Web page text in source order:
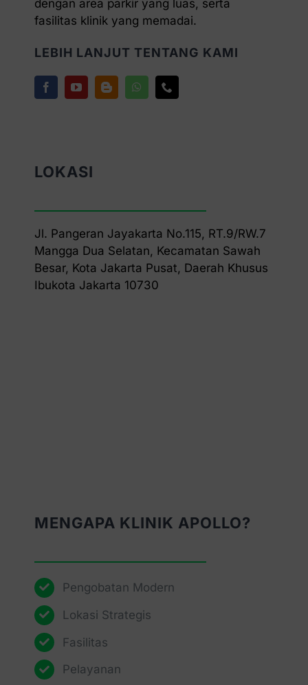
dengan area parkir yang luas, serta
fasilitas klinik yang memadai.
LEBIH LANJUT TENTANG KAMI
LOKASI
Jl. Pangeran Jayakarta No.115, RT.9/RW.7
Mangga Dua Selatan, Kecamatan Sawah
Besar, Kota Jakarta Pusat, Daerah Khusus
Ibukota Jakarta 10730
MENGAPA KLINIK APOLLO?
Pengobatan Modern
Lokasi Strategis
Fasilitas
Pelayanan